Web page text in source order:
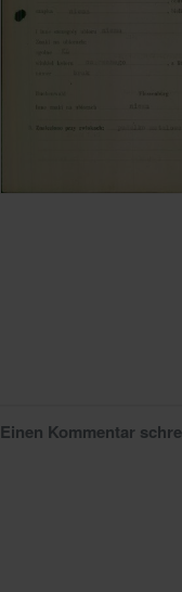
Einen Kommentar